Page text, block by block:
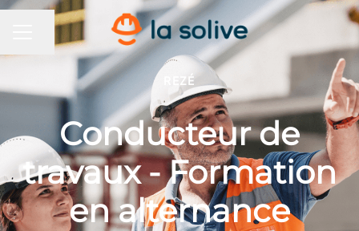
MENU CARRIÈRE
Partager la page
REZÉ
Conducteur de
travaux - Formation
en alternance